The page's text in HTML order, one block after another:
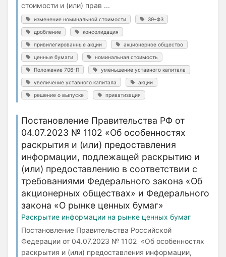
стоимости и (или) прав ...
изменение номинальной стоимости 39-ФЗ
дробление консолидация
привилегированные акции акционерное общество
ценные бумаги номинальная стоимость
Положение 706-П уменьшение уставного капитала
увеличение уставного капитала акции
решение о выпуске приватизация
Постановление Правительства РФ от
04.07.2023 № 1102 «Об особенностях
раскрытия и (или) предоставления
информации, подлежащей раскрытию и
(или) предоставлению в соответствии с
требованиями Федерального закона «Об
акционерных обществах» и Федерального
закона «О рынке ценных бумаг»
Раскрытие информации на рынке ценных бумаг
Постановление Правительства Российской
Федерации от 04.07.2023 № 1102 «Об особенностях
раскрытия и (или) предоставления информации,